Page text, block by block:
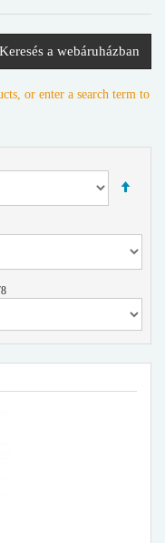
Keresés a webáruházban
or enter a search term to